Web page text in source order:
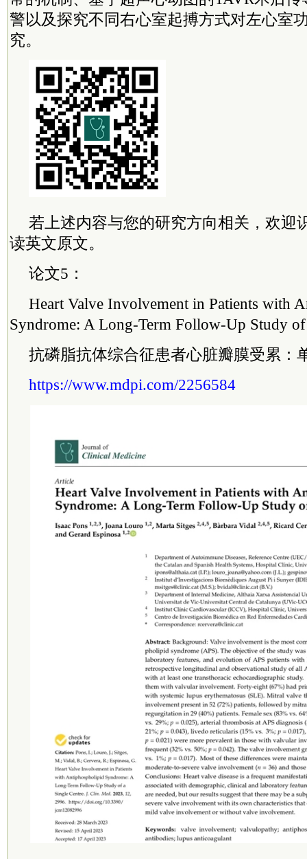
警以及探究不同右心室起搏方式对左心室
究。
若上述内容与您的研究方向相关，欢迎
读英文原文。
论文5：
Heart Valve Involvement in Patients with
Syndrome: A Long-Term Follow-Up Study of
抗磷脂抗体综合征患者心脏瓣膜受累：
https://www.mdpi.com/2256584